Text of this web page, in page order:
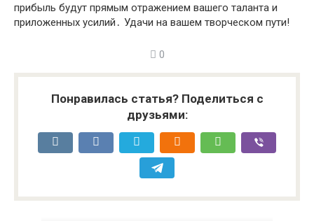
прибыль будут прямым отражением вашего таланта и
приложенных усилий․ Удачи на вашем творческом пути!
0
Понравилась статья? Поделиться с
друзьями: